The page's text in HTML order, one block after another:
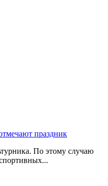
праздник
По этому случаю